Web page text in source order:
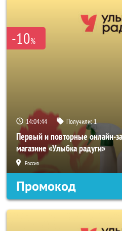
-10%
14:04:43 Получили:1
Первый и повторные онлайн-
магазине «Улыбка радуги»
Россия
Промокод